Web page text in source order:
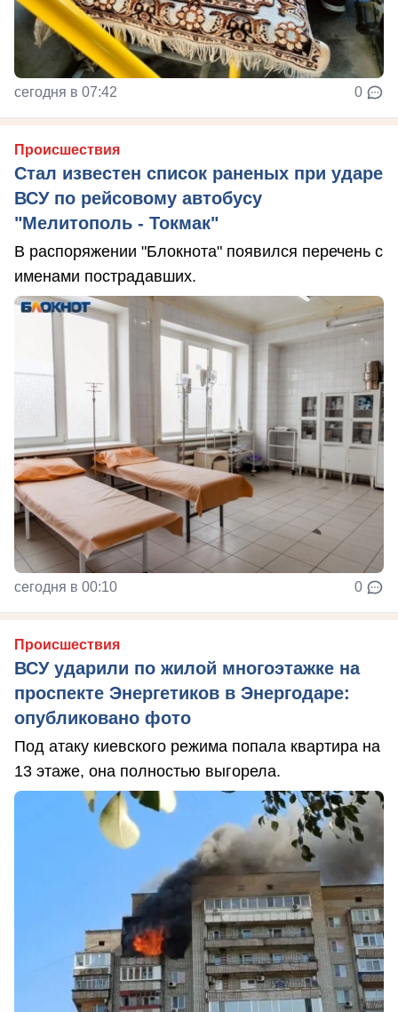
сегодня в 07:42 0
Происшествия
Стал известен список раненых при ударе
ВСУ по рейсовому автобусу
"Мелитополь - Токмак"
В распоряжении "Блокнота" появился перечень с
именами пострадавших.
сегодня в 00:10 0
Происшествия
ВСУ ударили по жилой многоэтажке на
проспекте Энергетиков в Энергодаре:
опубликовано фото
Под атаку киевского режима попала квартира на
13 этаже, она полностью выгорела.